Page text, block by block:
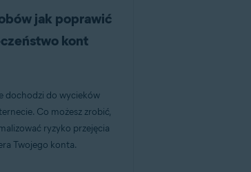
jak poprawić
kont
dochodzi do wycieków
Co możesz zrobić,
ryzyko przejęcia
Twojego konta.